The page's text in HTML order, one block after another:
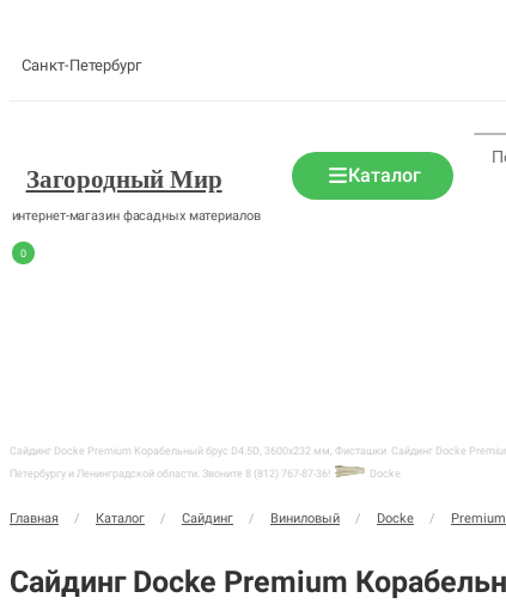
Санкт-Петербург
Загородный Мир
интернет-магазин фасадных материалов
Каталог
0
Сайдинг Docke Premium Корабельный брус D4.5D, 3600х232 мм, Фисташки Сайдинг Docke
Петербургу и Ленинградской области. Звоните 8 (812) 767-87-36!
Docke
Главная / Каталог / Сайдинг / Виниловый / Docke / Premium
Сайдинг Docke Premium